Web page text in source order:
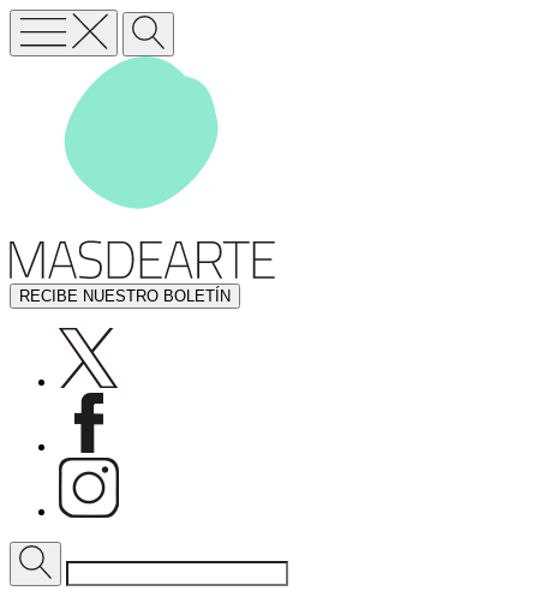
RECIBE NUESTRO BOLETÍN